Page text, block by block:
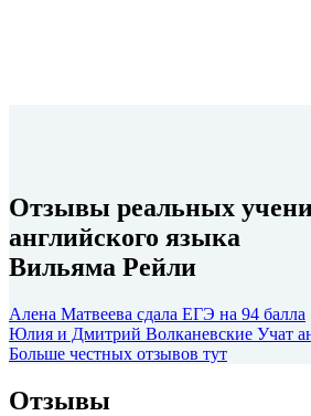
Отзывы реальных
английского языка
Вильяма Рейли
Алена Матвеева сдала ЕГЭ на 94 балла
Юлия и Дмитрий Волканевские Учат
Больше честных отзывов тут
Отзывы